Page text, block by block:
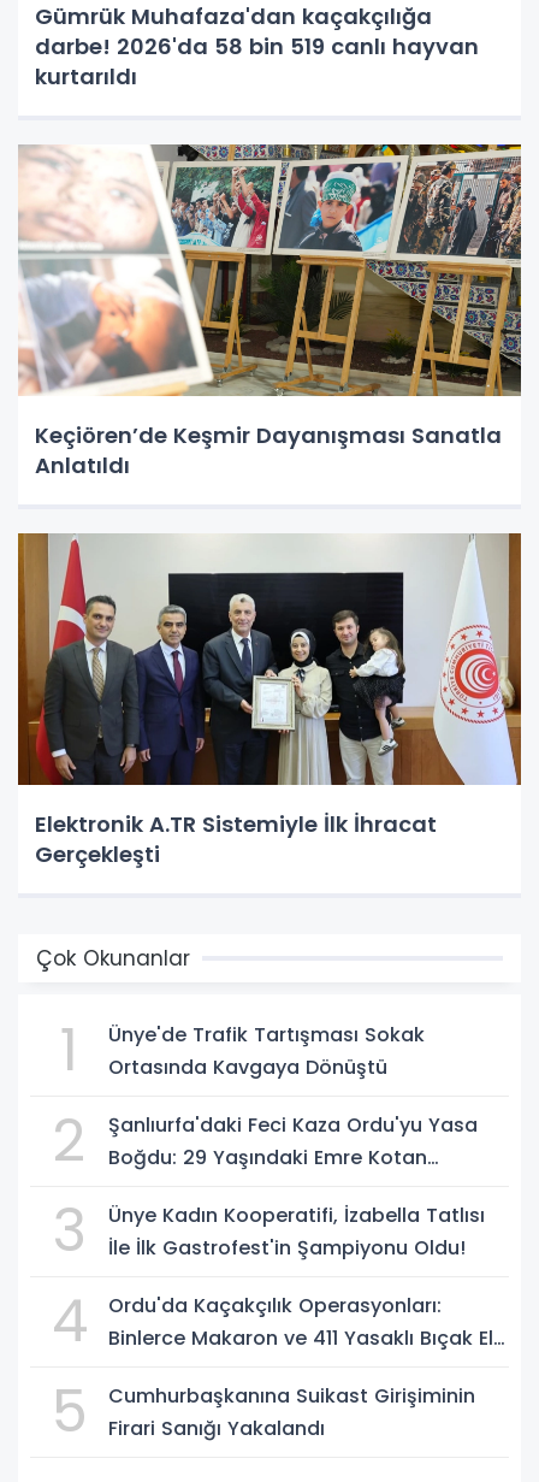
Gümrük Muhafaza'dan kaçakçılığa
darbe! 2026'da 58 bin 519 canlı hayvan
kurtarıldı
Keçiören’de Keşmir Dayanışması Sanatla
Anlatıldı
Elektronik A.TR Sistemiyle İlk İhracat
Gerçekleşti
Çok Okunanlar
1
Ünye'de Trafik Tartışması Sokak
Ortasında Kavgaya Dönüştü
2
Şanlıurfa'daki Feci Kaza Ordu'yu Yasa
Boğdu: 29 Yaşındaki Emre Kotan
3
Ünye Kadın Kooperatifi, İzabella Tatlısı
İle İlk Gastrofest'in Şampiyonu Oldu!
4
Ordu'da Kaçakçılık Operasyonları:
Binlerce Makaron ve 411 Yasaklı Bıçak Ele
5
Cumhurbaşkanına Suikast Girişiminin
Firari Sanığı Yakalandı